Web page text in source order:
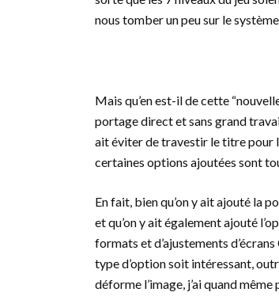
nous tomber un peu sur le
Mais qu’en est-il de cette
portage direct et sans grand
ait éviter de travestir le titre pour
certaines options ajoutées sont
En fait, bien qu’on y ait ajouté la
et qu’on y ait également ajouté
formats et d’ajustements
type d’option soit intéressant,
déforme l’image, j’ai quand